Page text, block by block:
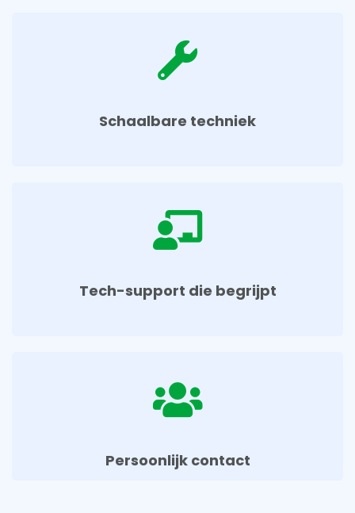
Schaalbare techniek
Tech-support die begrijpt
Persoonlijk contact